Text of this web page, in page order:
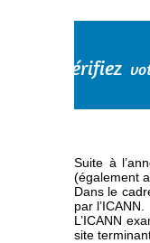
Vérifiez
Suite à
(également
Dans le
par l’ICANN.
L’ICANN
site